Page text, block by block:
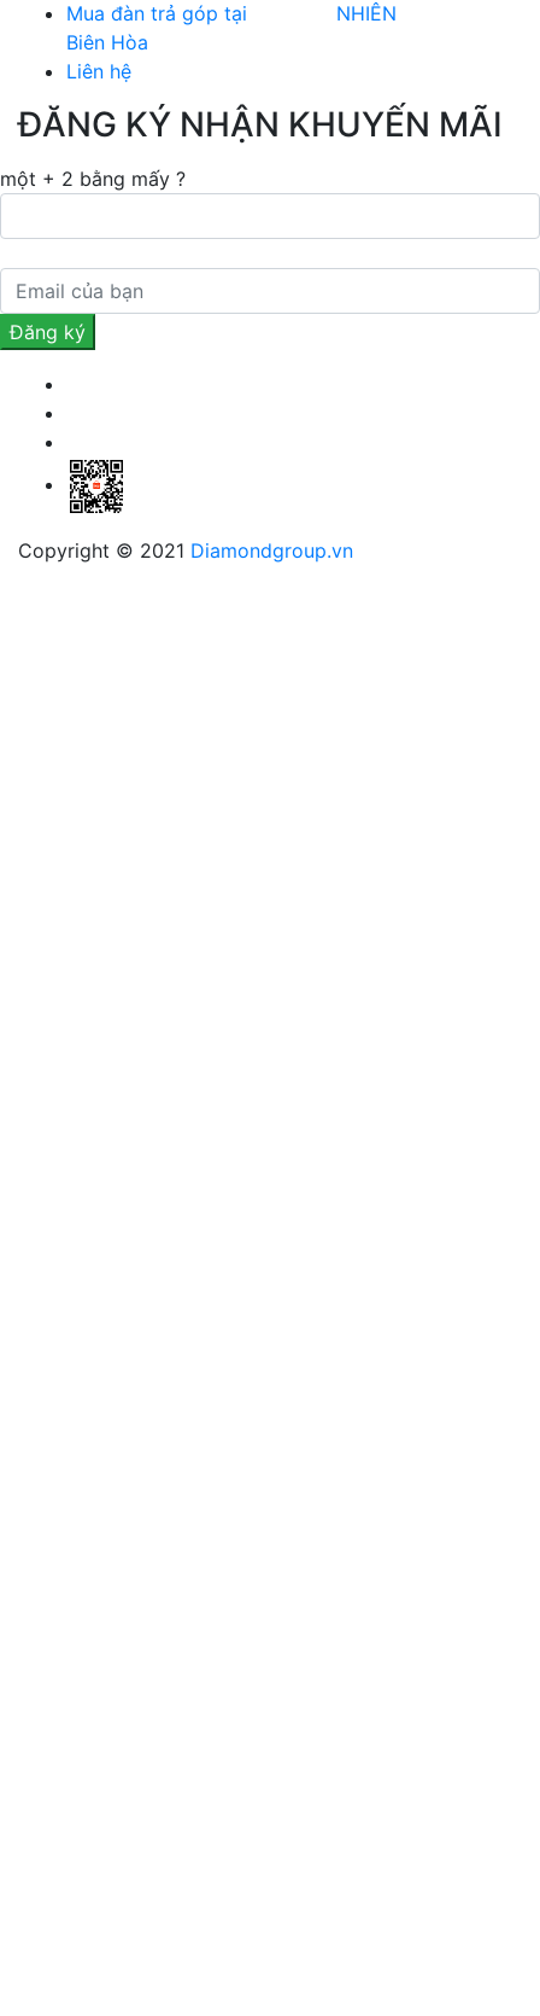
Mua đàn trả góp tại
Biên Hòa
Liên hệ
NHIÊN
ĐĂNG KÝ NHẬN KHUYẾN MÃI
một + 2 bằng mấy ?
Copyright © 2021 Diamondgroup.vn